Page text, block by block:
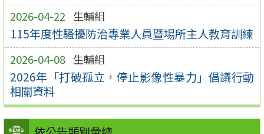
2026-04-22 生輔組
115年度性騷擾防治專業人員暨場所主人教育訓練
2026-04-08 生輔組
2026年「打破孤立，停止影像性暴力」倡議行動
相關資料